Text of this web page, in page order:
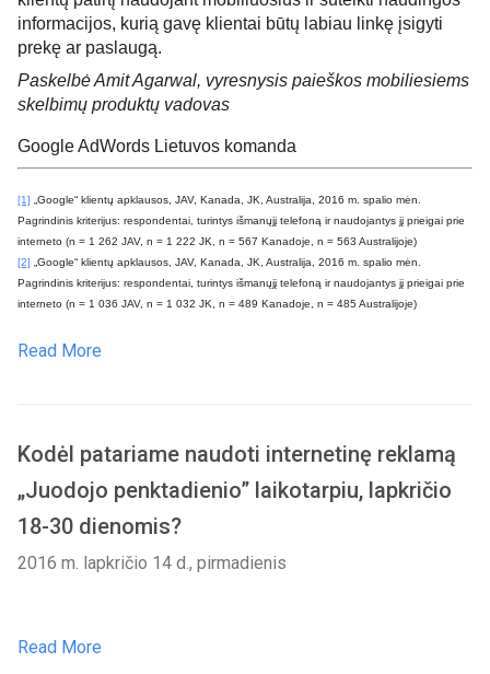
informacijos, kurią gavę klientai būtų labiau linkę įsigyti
prekę ar paslaugą.
Paskelbė Amit Agarwal, vyresnysis paieškos mobiliesiems
skelbimų produktų vadovas
Google AdWords Lietuvos komanda
[1] „Google“ klientų apklausos, JAV, Kanada, JK, Australija, 2016 m. spalio mėn.
Pagrindinis kriterijus: respondentai, turintys išmanųjį telefoną ir naudojantys jį prieigai prie
interneto (n = 1 262 JAV, n = 1 222 JK, n = 567 Kanadoje, n = 563 Australijoje)
[2] „Google“ klientų apklausos, JAV, Kanada, JK, Australija, 2016 m. spalio mėn.
Pagrindinis kriterijus: respondentai, turintys išmanųjį telefoną ir naudojantys jį prieigai prie
interneto (n = 1 036 JAV, n = 1 032 JK, n = 489 Kanadoje, n = 485 Australijoje)
Read More
Kodėl patariame naudoti internetinę reklamą
„Juodojo penktadienio” laikotarpiu, lapkričio
18-30 dienomis?
2016 m. lapkričio 14 d., pirmadienis
Read More